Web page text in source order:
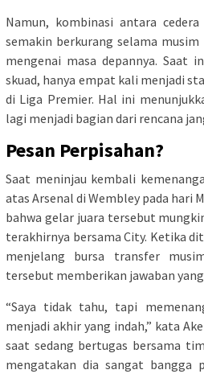
Namun, kombinasi antara
semakin berkurang selama
mengenai masa depannya. Saat
skuad, hanya empat kali menjadi
di Liga Premier. Hal ini
lagi menjadi bagian dari rencana
Pesan Perpisahan?
Saat meninjau kembali
atas Arsenal di Wembley pada hari
bahwa gelar juara tersebut
terakhirnya bersama City. Ketika
menjelang bursa transfer
tersebut memberikan jawaban
“Saya tidak tahu, tapi
menjadi akhir yang indah,” kata
saat sedang bertugas bersama
mengatakan dia sangat bangga